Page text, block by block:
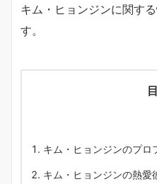
キム・ヒョンジンに関す
す。
キム・ヒョンジンのプロ
キム・ヒョンジンの熱愛